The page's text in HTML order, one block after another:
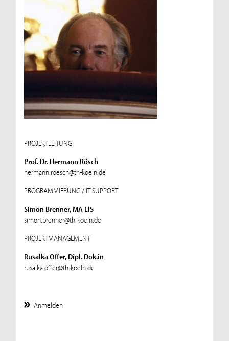
PROJEKTLEITUNG
Prof. Dr. Hermann Rösch
hermann.roesch@th-koeln.de
PROGRAMMIERUNG / IT-SUPPORT
Simon Brenner, MA LIS
simon.brenner@th-koeln.de
PROJEKTMANAGEMENT
Rusalka Offer, Dipl. Dok.in
rusalka.offer@th-koeln.de
Anmelden